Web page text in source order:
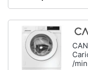
a
vapore
/